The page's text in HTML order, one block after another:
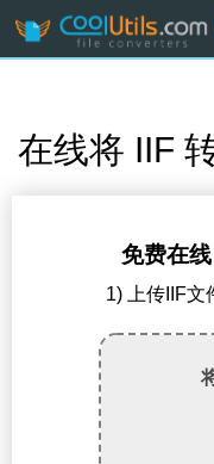
在线将 IIF
免费在
1) 上传IIF文